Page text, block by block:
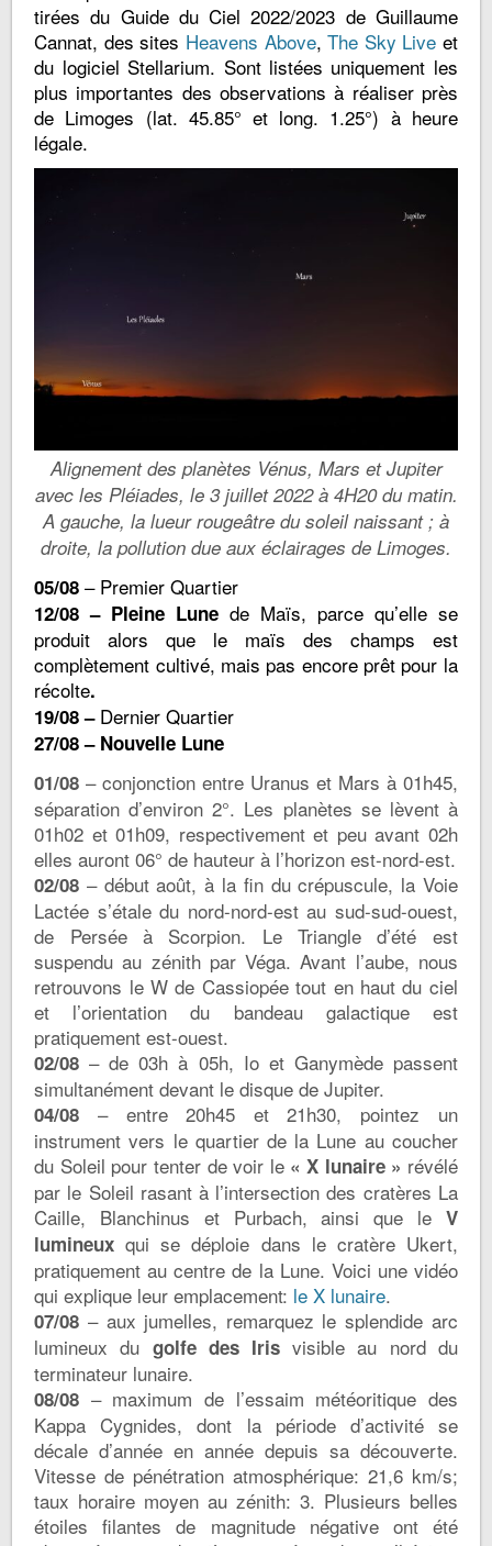
tirées du Guide du Ciel 2022/2023 de Guillaume
Cannat, des sites Heavens Above,The Sky Live et
du logiciel Stellarium. Sont listées uniquement les
plus importantes des observations à réaliser près
de Limoges (lat. 45.85° et long. 1.25°) à heure
légale.
Alignement des planètes Vénus, Mars et Jupiter
avec les Pléiades, le 3 juillet 2022 à 4H20 du matin.
A gauche, la lueur rougeâtre du soleil naissant ; à
droite, la pollution due aux éclairages de Limoges.
05/08 – Premier Quartier
12/08 – Pleine Lune de Maïs, parce qu’elle se
produit alors que le maïs des champs est
complètement cultivé, mais pas encore prêt pour la
récolte.
19/08 – Dernier Quartier
27/08 – Nouvelle Lune
01/08 – conjonction entre Uranus et Mars à 01h45,
séparation d’environ 2°. Les planètes se lèvent à
01h02 et 01h09, respectivement et peu avant 02h
elles auront 06° de hauteur à l’horizon est-nord-est.
02/08 – début août, à la fin du crépuscule, la Voie
Lactée s’étale du nord-nord-est au sud-sud-ouest,
de Persée à Scorpion. Le Triangle d’été est
suspendu au zénith par Véga. Avant l’aube, nous
retrouvons le W de Cassiopée tout en haut du ciel
et l’orientation du bandeau galactique est
pratiquement est-ouest.
02/08 – de 03h à 05h, Io et Ganymède passent
simultanément devant le disque de Jupiter.
04/08 – entre 20h45 et 21h30, pointez un
instrument vers le quartier de la Lune au coucher
du Soleil pour tenter de voir le « X lunaire » révélé
par le Soleil rasant à l’intersection des cratères La
Caille, Blanchinus et Purbach, ainsi que le V
lumineux qui se déploie dans le cratère Ukert,
pratiquement au centre de la Lune. Voici une vidéo
qui explique leur emplacement: le X lunaire.
07/08 – aux jumelles, remarquez le splendide arc
lumineux du golfe des Iris visible au nord du
terminateur lunaire.
08/08 – maximum de l’essaim météoritique des
Kappa Cygnides, dont la période d’activité se
décale d’année en année depuis sa découverte.
Vitesse de pénétration atmosphérique: 21,6 km/s;
taux horaire moyen au zénith: 3. Plusieurs belles
étoiles filantes de magnitude négative ont été